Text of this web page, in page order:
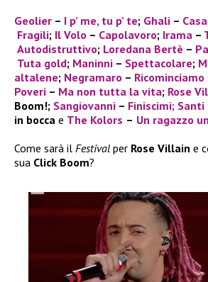
Geolier – I p’ me, tu p’ te; Ghali –
Fragili; Il Volo – Capolavoro; Irama –
Autodistruttivo; Loredana Bertè –
Tuta gold; Maninni – Spettacolare;
altalene; Negramaro –
Poveri – Ma non tutta la vita; Rose
Boom!; Sangiovanni – Finiscimi; Santi
in bocca e The Kolors – Un ragazzo
Come sarà il Festival per Rose Villain e
sua Click Boom?